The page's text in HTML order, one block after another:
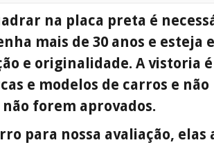
na placa preta é
mais de 30 anos e esteja
e originalidade. A vistoria
e modelos de carros e
forem aprovados.
para nossa avaliação, elas